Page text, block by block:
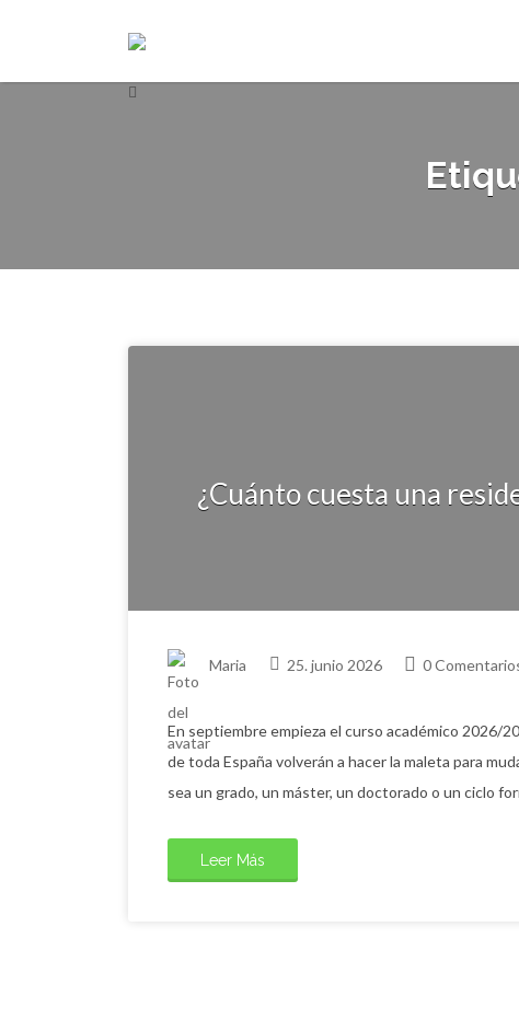
por:
¿Cuánto cuesta una
Maria 25. junio 2026 0
En septiembre empieza el curso académico 2026/
de toda España volverán a hacer la maleta para
sea un grado, un máster, un doctorado o un ciclo
Leer Más